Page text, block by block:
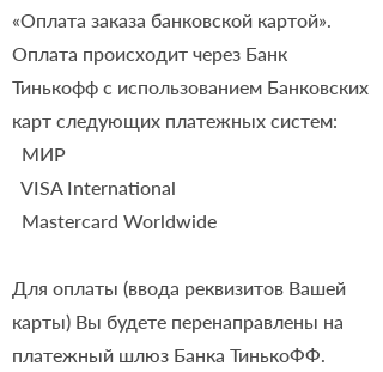
«Оплата заказа банковской картой».
Оплата происходит через Банк
Тинькофф с использованием Банковских
карт следующих платежных систем:
МИР
VISA International
Mastercard Worldwide
Для оплаты (ввода реквизитов Вашей
карты) Вы будете перенаправлены на
платежный шлюз Банка ТинькоФФ.